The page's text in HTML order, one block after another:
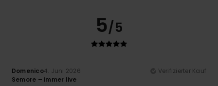
5/5
Domenico4. Juni 2026
Verifizierter Kauf
Semore – immer live